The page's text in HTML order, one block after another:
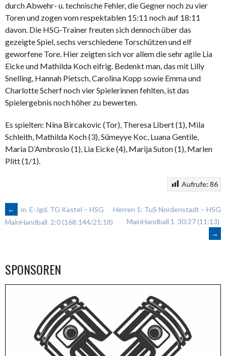
durch Abwehr- u. technische Fehler, die Gegner noch zu vier
Toren und zogen vom respektablen 15:11 noch auf 18:11
davon. Die HSG-Trainer freuten sich dennoch über das
gezeigte Spiel, sechs verschiedene Torschützen und elf
geworfene Tore. Hier zeigten sich vor allem die sehr agile Lia
Eicke und Mathilda Koch eifrig. Bedenkt man, das mit Lilly
Snelling, Hannah Pietsch, Carolina Kopp sowie Emma und
Charlotte Scherf noch vier Spielerinnen fehlten, ist das
Spielergebnis noch höher zu bewerten.
Es spielten: Nina Bircakovic (Tor), Theresa Libert (1), Mila
Schleith, Mathilda Koch (3), Sümeyye Koc, Luana Gentile,
Maria D’Ambrosio (1), Lia Eicke (4), Marija Suton (1), Marlen
Plitt (1/1).
Aufrufe: 86
ARTIKEL-
←
m. E-Jgd. TG Kastel – HSG
MainHandball 2:0 (168:144/21:18)
Herren 1: TuS Nordenstadt – HSG
MainHandball 1 30:27 (11:13)
→
SPONSOREN